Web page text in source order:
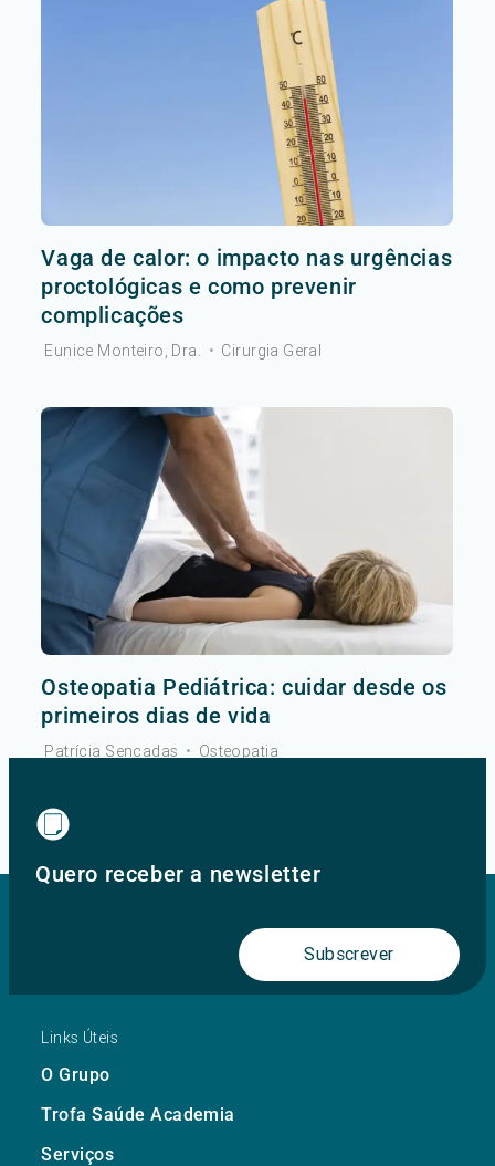
Vaga de calor: o impacto nas urgências
proctológicas e como prevenir
complicações
Eunice Monteiro, Dra. • Cirurgia Geral
Osteopatia Pediátrica: cuidar desde os
primeiros dias de vida
Patrícia Sencadas • Osteopatia
Quero receber a newsletter
Subscrever
Links Úteis
O Grupo
Trofa Saúde Academia
Serviços